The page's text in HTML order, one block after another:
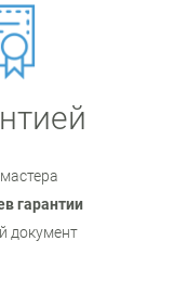
гарантии
документ